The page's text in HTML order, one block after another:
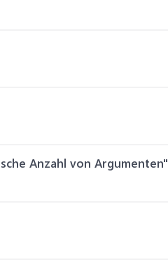
Anzahl von Argumenten"